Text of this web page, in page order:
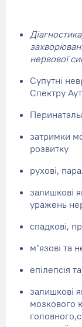
нервової
Супутні
Спектру
затримки
розвитку
рухові,
залишкові
уражень
спадкові,
м’язові та
епілепсія
залишкові
мозкового